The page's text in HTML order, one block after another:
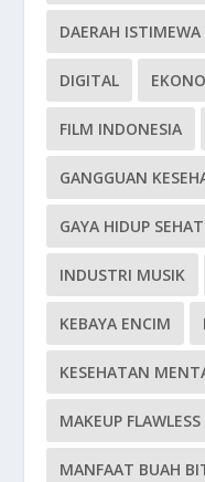
DAERAH
DIGITAL
FILM INDONESIA
GANGGUAN
GAYA HIDUP SEHAT
INDUSTRI MUSIK
KEBAYA ENCIM
KESEHATAN
MAKEUP FLAWLESS
MANFAAT BUAH